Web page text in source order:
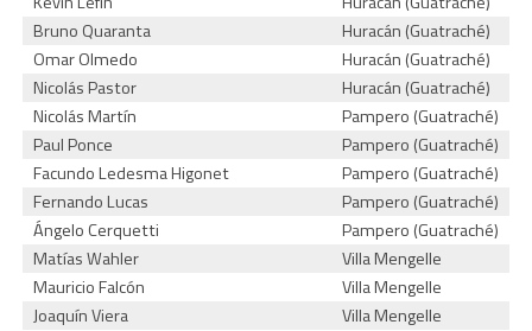
Bruno Quaranta
Huracán (Guatraché)
Omar Olmedo
Huracán (Guatraché)
Nicolás Pastor
Huracán (Guatraché)
Nicolás Martín
Pampero (Guatraché)
Paul Ponce
Pampero (Guatraché)
Facundo Ledesma Higonet
Pampero (Guatraché)
Fernando Lucas
Pampero (Guatraché)
Ángelo Cerquetti
Pampero (Guatraché)
Matías Wahler
Villa Mengelle
Mauricio Falcón
Villa Mengelle
Joaquín Viera
Villa Mengelle